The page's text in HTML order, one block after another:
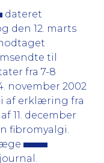
dateret
den 12. marts
til
fra 7-8
november 2002
af erklæring fra
11. december
fibromyalgi.